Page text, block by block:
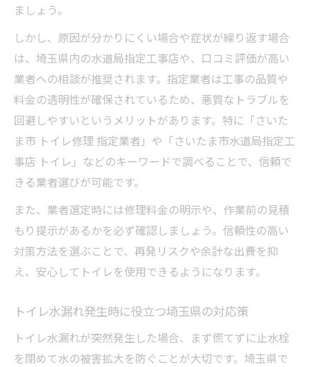
ましょう。
しかし、原因が分かりにくい場合や症状が繰り返す場合
は、埼玉県内の水道局指定工事店や、口コミ評価が高い
業者への相談が推奨されます。指定業者は工事の品質や
料金の透明性が確保されているため、悪質なトラブルを
回避しやすいというメリットがあります。特に「さいた
ま市 トイレ修理 指定業者」や「さいたま市水道局指定工
事店 トイレ」などのキーワードで調べることで、信頼で
きる業者選びが可能です。
また、業者選定時には修理料金の明示や、作業前の見積
もり提示があるかを必ず確認しましょう。信頼性の高い
対策方法を選ぶことで、再発リスクや余計な出費を抑
え、安心してトイレを使用できるようになります。
トイレ水漏れ発生時に役立つ埼玉県の対応策
トイレ水漏れが突然発生した場合、まず慌てずに止水栓
を閉めて水の被害拡大を防ぐことが大切です。埼玉県で